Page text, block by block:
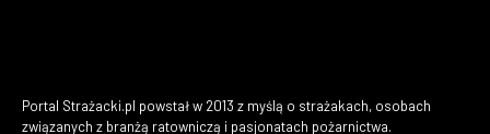
Portal Strażacki.pl powstał w 2013 z myślą o strażakach, osobach
związanych z branżą ratowniczą i pasjonatach pożarnictwa.